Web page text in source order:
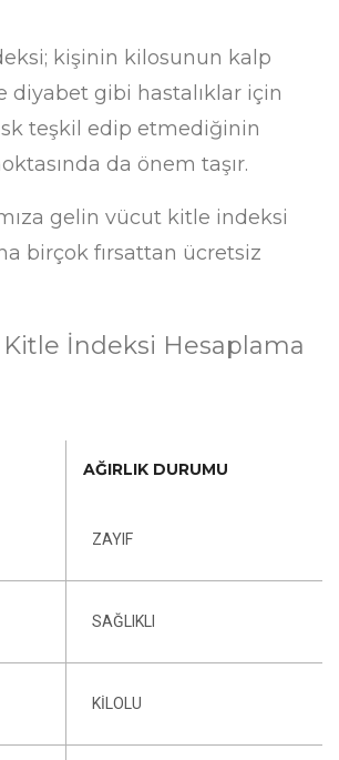
kişinin kilosunun kalp
diyabet gibi hastalıklar için
teşkil edip etmediğinin
da önem taşır.
gelin vücut kitle indeksi
birçok fırsattan ücretsiz
İndeksi Hesaplama
AĞIRLIK DURUMU
ZAYIF
SAĞLIKLI
KILOLU